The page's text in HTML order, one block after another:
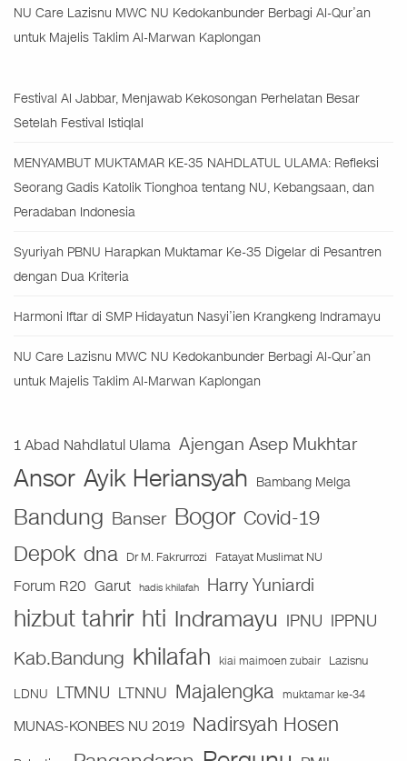
NU Care Lazisnu MWC NU Kedokanbunder Berbagi Al-Qur’an
untuk Majelis Taklim Al-Marwan Kaplongan
Festival Al Jabbar, Menjawab Kekosongan Perhelatan Besar
Setelah Festival Istiqlal
MENYAMBUT MUKTAMAR KE-35 NAHDLATUL ULAMA: Refleksi
Seorang Gadis Katolik Tionghoa tentang NU, Kebangsaan, dan
Peradaban Indonesia
Syuriyah PBNU Harapkan Muktamar Ke-35 Digelar di Pesantren
dengan Dua Kriteria
Harmoni Iftar di SMP Hidayatun Nasyi’ien Krangkeng Indramayu
NU Care Lazisnu MWC NU Kedokanbunder Berbagi Al-Qur’an
untuk Majelis Taklim Al-Marwan Kaplongan
1 Abad Nahdlatul Ulama Ajengan Asep Mukhtar
Ansor Ayik Heriansyah Bambang Melga
Bandung Banser Bogor Covid-19
Depok dna Dr M. Fakrurrozi Fatayat Muslimat NU
Forum R20 Garut hadis khilafah Harry Yuniardi
hizbut tahrir hti Indramayu IPNU IPPNU
Kab.Bandung khilafah kiai maimoen zubair
Lazisnu
LDNU LTMNU LTNNU Majalengka muktamar ke-34
MUNAS-KONBES NU 2019 Nadirsyah Hosen